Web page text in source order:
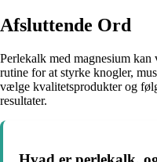
Afsluttende Ord
Perlekalk med magnesium
rutine for at styrke knogler,
vælge kvalitetsprodukter og
resultater.